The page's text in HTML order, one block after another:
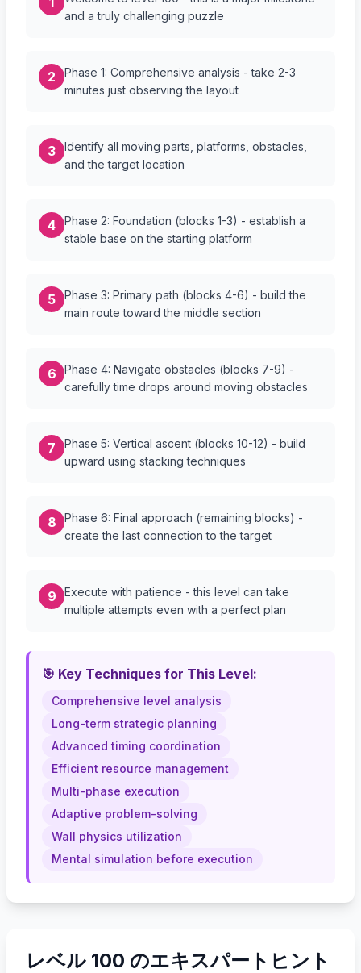
and a truly challenging puzzle
2
Phase 1: Comprehensive analysis - take 2-3
minutes just observing the layout
3
Identify all moving parts, platforms, obstacles,
and the target location
4
Phase 2: Foundation (blocks 1-3) - establish a
stable base on the starting platform
5
Phase 3: Primary path (blocks 4-6) - build the
main route toward the middle section
6
Phase 4: Navigate obstacles (blocks 7-9) -
carefully time drops around moving obstacles
7
Phase 5: Vertical ascent (blocks 10-12) - build
upward using stacking techniques
8
Phase 6: Final approach (remaining blocks) -
create the last connection to the target
9
Execute with patience - this level can take
multiple attempts even with a perfect plan
🎯 Key Techniques for This Level:
Comprehensive level analysis
Long-term strategic planning
Advanced timing coordination
Efficient resource management
Multi-phase execution
Adaptive problem-solving
Wall physics utilization
Mental simulation before execution
レベル 100 のエキスパートヒント